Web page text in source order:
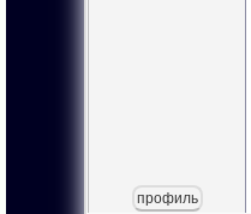
профиль